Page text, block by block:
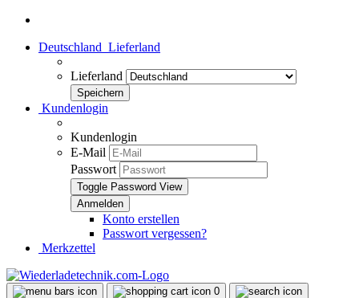
Deutschland Lieferland
Lieferland
Kundenlogin
Kundenlogin
E-Mail
Passwort
Toggle Password View
Konto erstellen
Passwort vergessen?
Merkzettel
0